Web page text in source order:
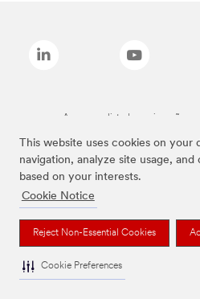
This website uses cookies on your
navigation, analyze site usage,
based on your interests.
Cookie Notice
Reject Non-Essential Cookies
Cookie Preferences
As marcas listadas a cima são